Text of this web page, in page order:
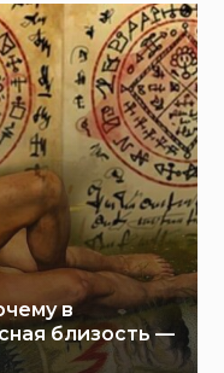
в
близость —